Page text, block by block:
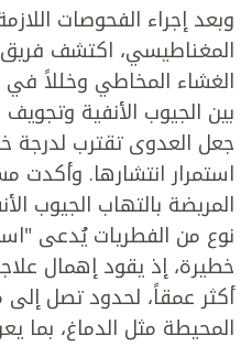
وبعد إجراء الفحوصات
المغناطيسي، اكتشف فريق
الغشاء المخاطي وخللاً
بين الجيوب الأنفية
جعل العدوى تقترب لدرجة
استمرار انتشارها. وأكدت
المريضة بالتهاب الجيوب
نوع من الفطريات يُدعى
خطيرة، إذ يقود إهمال
أكثر عمقاً، لحدود تصل إلى
المحيطة مثل الدماغ، بما